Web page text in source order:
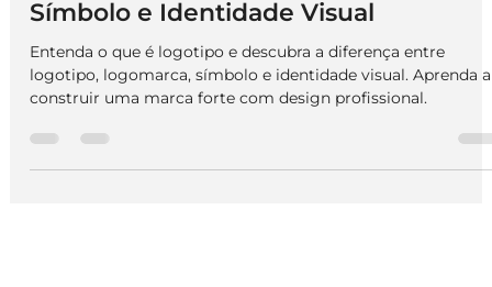
We Do Logos
Design Gráfico